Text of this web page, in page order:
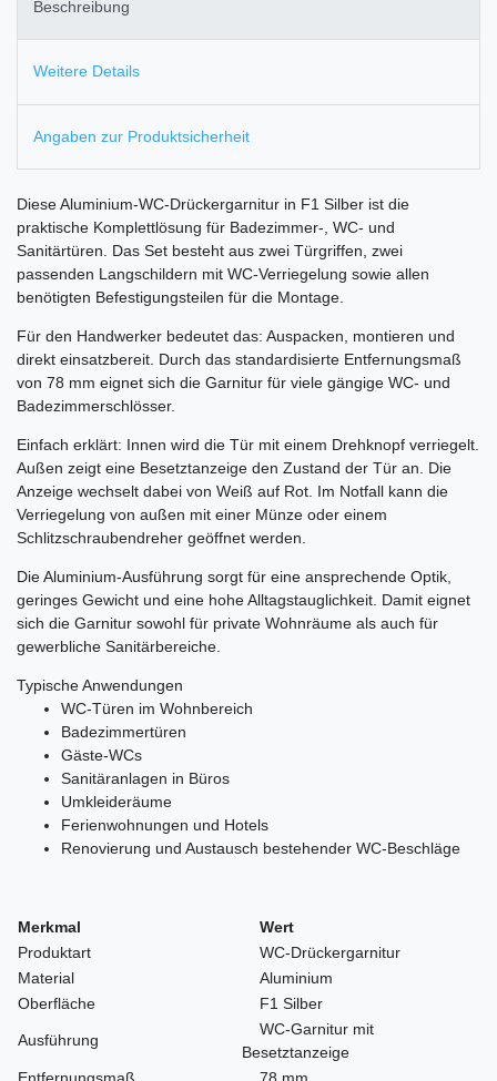
Beschreibung
Weitere Details
Angaben zur Produktsicherheit
Diese Aluminium-WC-Drückergarnitur in F1 Silber ist die
praktische Komplettlösung für Badezimmer-, WC- und
Sanitärtüren. Das Set besteht aus zwei Türgriffen, zwei
passenden Langschildern mit WC-Verriegelung sowie allen
benötigten Befestigungsteilen für die Montage.
Für den Handwerker bedeutet das: Auspacken, montieren und
direkt einsatzbereit. Durch das standardisierte Entfernungsmaß
von 78 mm eignet sich die Garnitur für viele gängige WC- und
Badezimmerschlösser.
Einfach erklärt: Innen wird die Tür mit einem Drehknopf verriegelt.
Außen zeigt eine Besetztanzeige den Zustand der Tür an. Die
Anzeige wechselt dabei von Weiß auf Rot. Im Notfall kann die
Verriegelung von außen mit einer Münze oder einem
Schlitzschraubendreher geöffnet werden.
Die Aluminium-Ausführung sorgt für eine ansprechende Optik,
geringes Gewicht und eine hohe Alltagstauglichkeit. Damit eignet
sich die Garnitur sowohl für private Wohnräume als auch für
gewerbliche Sanitärbereiche.
Typische Anwendungen
WC-Türen im Wohnbereich
Badezimmertüren
Gäste-WCs
Sanitäranlagen in Büros
Umkleideräume
Ferienwohnungen und Hotels
Renovierung und Austausch bestehender WC-Beschläge
Merkmal
Wert
Produktart
WC-Drückergarnitur
Material
Aluminium
Oberfläche
F1 Silber
Ausführung
WC-Garnitur mit
Besetztanzeige